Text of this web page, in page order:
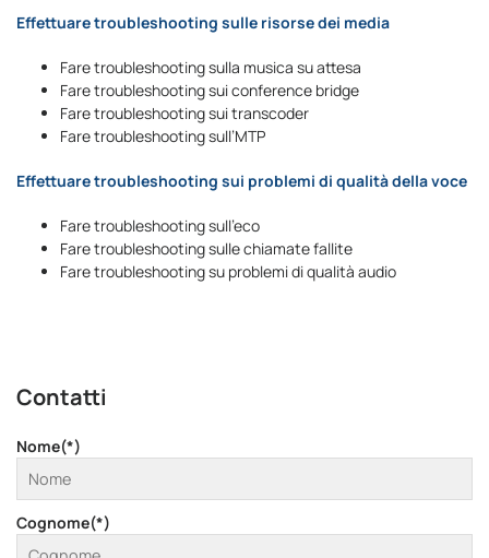
Effettuare troubleshooting sulle risorse dei media
Fare troubleshooting sulla musica su attesa
Fare troubleshooting sui conference bridge
Fare troubleshooting sui transcoder
Fare troubleshooting sull’MTP
Effettuare troubleshooting sui problemi di qualità della voce
Fare troubleshooting sull’eco
Fare troubleshooting sulle chiamate fallite
Fare troubleshooting su problemi di qualità audio
Contatti
Nome(*)
Cognome(*)